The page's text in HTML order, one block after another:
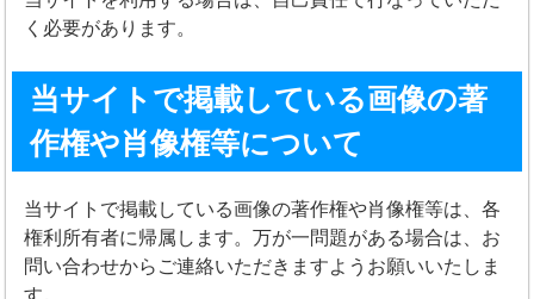
く必要があります。
当サイトで掲載している画像の著
作権や肖像権等について
当サイトで掲載している画像の著作権や肖像権等は、各
権利所有者に帰属します。万が一問題がある場合は、お
問い合わせからご連絡いただきますようお願いいたしま